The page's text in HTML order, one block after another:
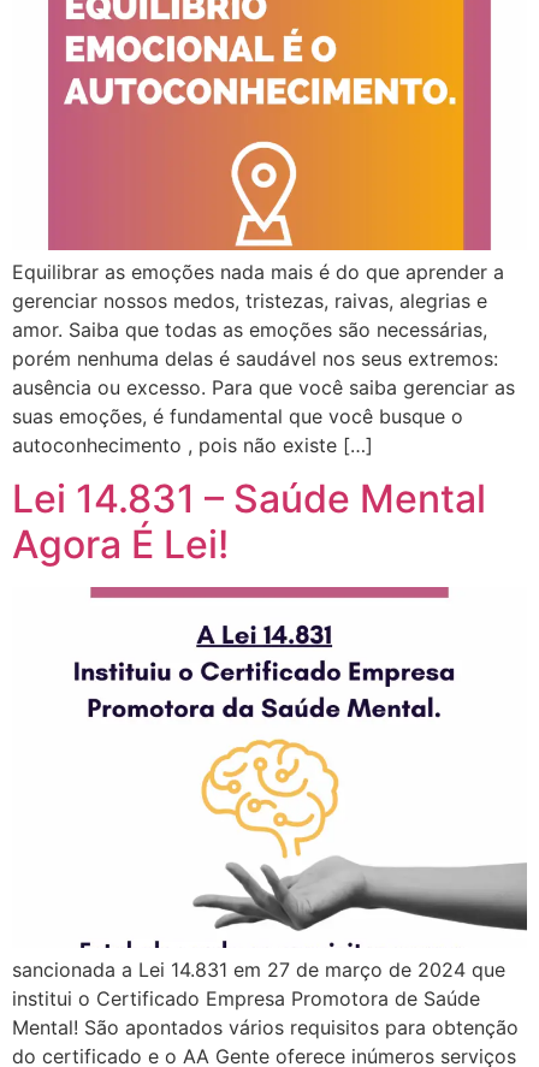
Equilibrar as emoções nada mais é do que aprender a
gerenciar nossos medos, tristezas, raivas, alegrias e
amor. Saiba que todas as emoções são necessárias,
porém nenhuma delas é saudável nos seus extremos:
ausência ou excesso. Para que você saiba gerenciar as
suas emoções, é fundamental que você busque o
autoconhecimento , pois não existe […]
Lei 14.831 – Saúde Mental
Agora É Lei!
sancionada a Lei 14.831 em 27 de março de 2024 que
institui o Certificado Empresa Promotora de Saúde
Mental! São apontados vários requisitos para obtenção
do certificado e o AA Gente oferece inúmeros serviços